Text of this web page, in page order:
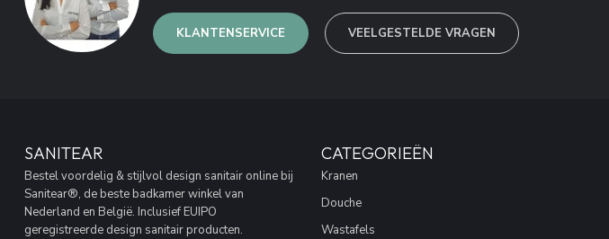
KLANTENSERVICE VEELGESTELDE VRAGEN
SANITEAR
Bestel voordelig & stijlvol design sanitair online bij
Sanitear®, de beste badkamer winkel van
Nederland en België. Inclusief EUIPO
geregistreerde design sanitair producten.
CATEGORIEËN
Kranen
Douche
Wastafels